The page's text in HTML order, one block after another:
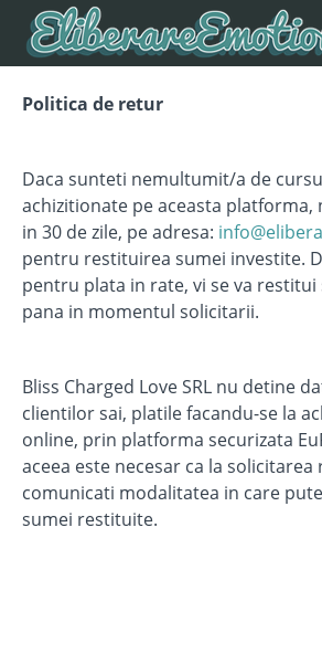
Politica de retur
Daca sunteti nemultumit/a de
achizitionate pe aceasta platforma,
in 30 de zile, pe adresa:
pentru restituirea sumei investite.
pentru plata in rate, vi se va
pana in momentul solicitarii.
Bliss Charged Love SRL nu detine
clientilor sai, platile facandu-se la
online, prin platforma securizata
aceea este necesar ca la
comunicati modalitatea in care
sumei restituite.